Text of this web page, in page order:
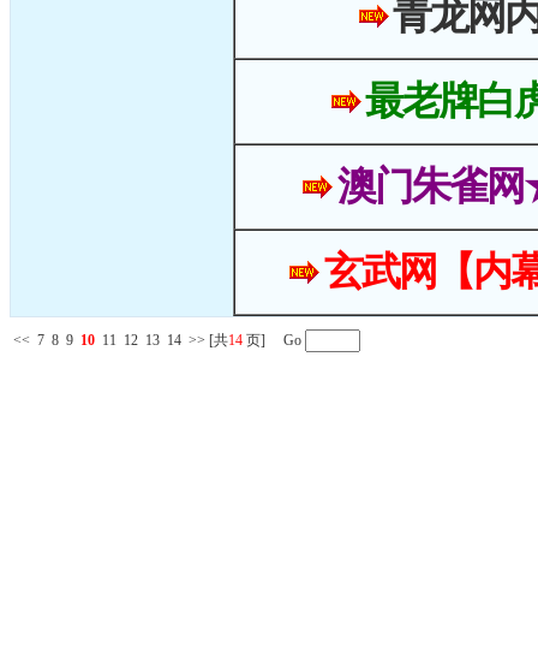
青龙网
最老牌白
澳门朱雀
玄武网【内
<< 7 8 9 10 11 12 13 14 >> [共14 页] Go